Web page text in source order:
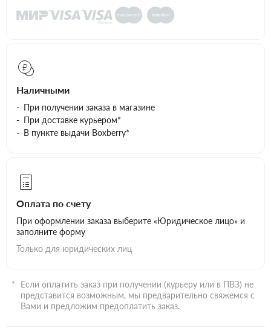
Наличными
При получении заказа в магазине
При доставке курьером*
В пункте выдачи Boxberry*
Оплата по счету
При оформлении заказа выберите «Юридическое лицо» и
заполните форму
Только для юридических лиц
Если оплатить заказ при получении (курьеру или в ПВЗ) не
представится возможным, мы предварительно свяжемся с
Вами и предложим предоплатить заказ.